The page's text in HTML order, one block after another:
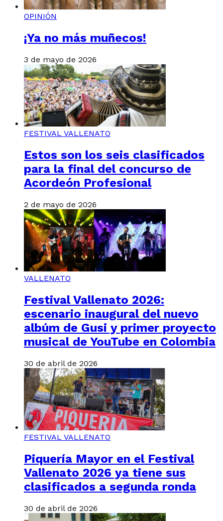
OPINIÓN
¡Ya no más muñecos!
3 de mayo de 2026
FESTIVAL VALLENATO
Estos son los seis clasificados
para la final del concurso de
Acordeón Profesional
2 de mayo de 2026
VALLENATO
Festival Vallenato 2026:
escenario inaugural del nuevo
albúm de Gusi y primer proyecto
musical de YouTube en Colombia
30 de abril de 2026
FESTIVAL VALLENATO
Piquería Mayor en el Festival
Vallenato 2026 ya tiene sus
clasificados a segunda ronda
30 de abril de 2026